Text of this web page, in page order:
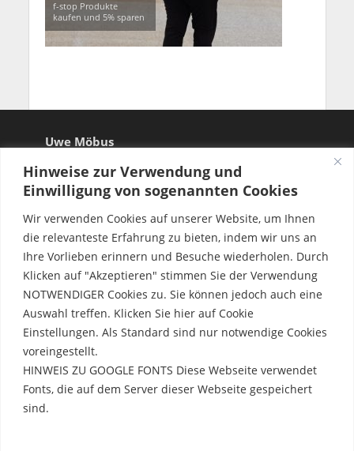
Hinweise zur Verwendung und
Einwilligung von sogenannten Cookies
Wir verwenden Cookies auf unserer Website, um Ihnen
die relevanteste Erfahrung zu bieten, indem wir uns an
Ihre Vorlieben erinnern und Besuche wiederholen. Durch
Klicken auf "Akzeptieren" stimmen Sie der Verwendung
NOTWENDIGER Cookies zu. Sie können jedoch auch eine
Auswahl treffen. Klicken Sie hier auf Cookie
Einstellungen. Als Standard sind nur notwendige Cookies
voreingestellt.
HINWEIS ZU GOOGLE FONTS Diese Webseite verwendet
Fonts, die auf dem Server dieser Webseite gespeichert
sind.
f-stop Produkte
kaufen und 5% sparen
Uwe Möbus